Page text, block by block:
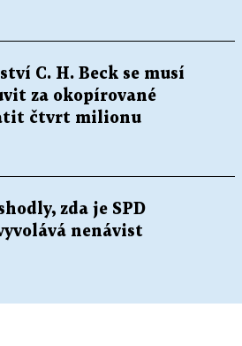
C. H. Beck se musí
za okopírované
čtvrt milionu
zda je SPD
nenávist